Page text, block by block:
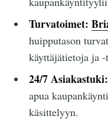
Turvatoimet:
huipputason
käyttäjätietoja ja
24/7 Asiakastuki:
apua
käsittelyyn.